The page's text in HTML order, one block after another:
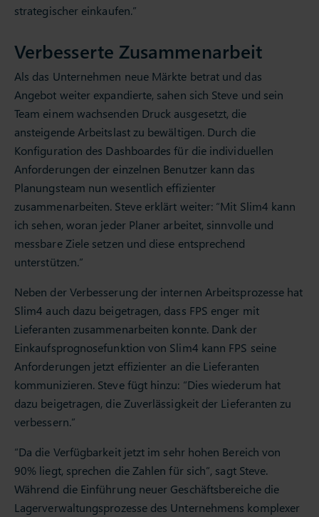
strategischer einkaufen.”
Verbesserte Zusammenarbeit
Als das Unternehmen neue Märkte betrat und das
Angebot weiter expandierte, sahen sich Steve und sein
Team einem wachsenden Druck ausgesetzt, die
ansteigende Arbeitslast zu bewältigen. Durch die
Konfiguration des Dashboardes für die individuellen
Anforderungen der einzelnen Benutzer kann das
Planungsteam nun wesentlich effizienter
zusammenarbeiten. Steve erklärt weiter: “Mit Slim4 kann
ich sehen, woran jeder Planer arbeitet, sinnvolle und
messbare Ziele setzen und diese entsprechend
unterstützen.”
Neben der Verbesserung der internen Arbeitsprozesse hat
Slim4 auch dazu beigetragen, dass FPS enger mit
Lieferanten zusammenarbeiten konnte. Dank der
Einkaufsprognosefunktion von Slim4 kann FPS seine
Anforderungen jetzt effizienter an die Lieferanten
kommunizieren. Steve fügt hinzu: “Dies wiederum hat
dazu beigetragen, die Zuverlässigkeit der Lieferanten zu
verbessern.”
“Da die Verfügbarkeit jetzt im sehr hohen Bereich von
90% liegt, sprechen die Zahlen für sich”, sagt Steve.
Während die Einführung neuer Geschäftsbereiche die
Lagerverwaltungsprozesse des Unternehmens komplexer